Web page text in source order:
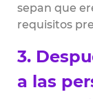
sepan que
requisitos
3.
a las